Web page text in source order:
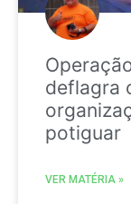
deflagra
potiguar
VER MATÉRIA »